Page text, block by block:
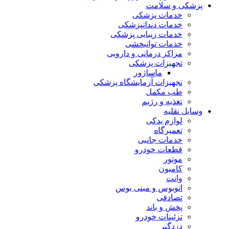
پزشکی و سلامت
خدمات پزشکی
خدمات دندانپزشکی
خدمات زیبایی پزشکی
خدمات توانبخشی
مراکز درمانی و دارویی
تجهیزات پزشکی
ماساژور
تجهیزات آزمایشگاه پزشکی
طب مکمل
تغذیه و رژیم
وسایل نقلیه
لوازم یدکی
تعمیرگاه
خدمات جانبی
قطعات خودرو
موتور
کامیون
وانت
اتوبوس و مینی بوس
تصادفی
پخش و باند
تزئینات خودرو
دزدگیر